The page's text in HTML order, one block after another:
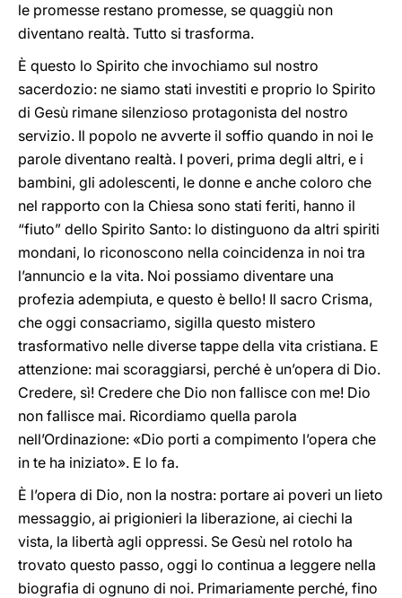
le promesse restano promesse, se quaggiù non
diventano realtà. Tutto si trasforma.
È questo lo Spirito che invochiamo sul nostro
sacerdozio: ne siamo stati investiti e proprio lo Spirito
di Gesù rimane silenzioso protagonista del nostro
servizio. Il popolo ne avverte il soffio quando in noi le
parole diventano realtà. I poveri, prima degli altri, e i
bambini, gli adolescenti, le donne e anche coloro che
nel rapporto con la Chiesa sono stati feriti, hanno il
“fiuto” dello Spirito Santo: lo distinguono da altri spiriti
mondani, lo riconoscono nella coincidenza in noi tra
l’annuncio e la vita. Noi possiamo diventare una
profezia adempiuta, e questo è bello! Il sacro Crisma,
che oggi consacriamo, sigilla questo mistero
trasformativo nelle diverse tappe della vita cristiana. E
attenzione: mai scoraggiarsi, perché è un’opera di Dio.
Credere, sì! Credere che Dio non fallisce con me! Dio
non fallisce mai. Ricordiamo quella parola
nell’Ordinazione: «Dio porti a compimento l’opera che
in te ha iniziato». E lo fa.
È l’opera di Dio, non la nostra: portare ai poveri un lieto
messaggio, ai prigionieri la liberazione, ai ciechi la
vista, la libertà agli oppressi. Se Gesù nel rotolo ha
trovato questo passo, oggi lo continua a leggere nella
biografia di ognuno di noi. Primariamente perché, fino